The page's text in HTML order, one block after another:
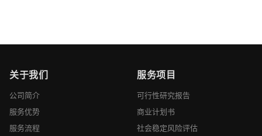
关于我们
公司简介
服务优势
服务流程
服务项目
可行性研究报告
商业计划书
社会稳定风险评估